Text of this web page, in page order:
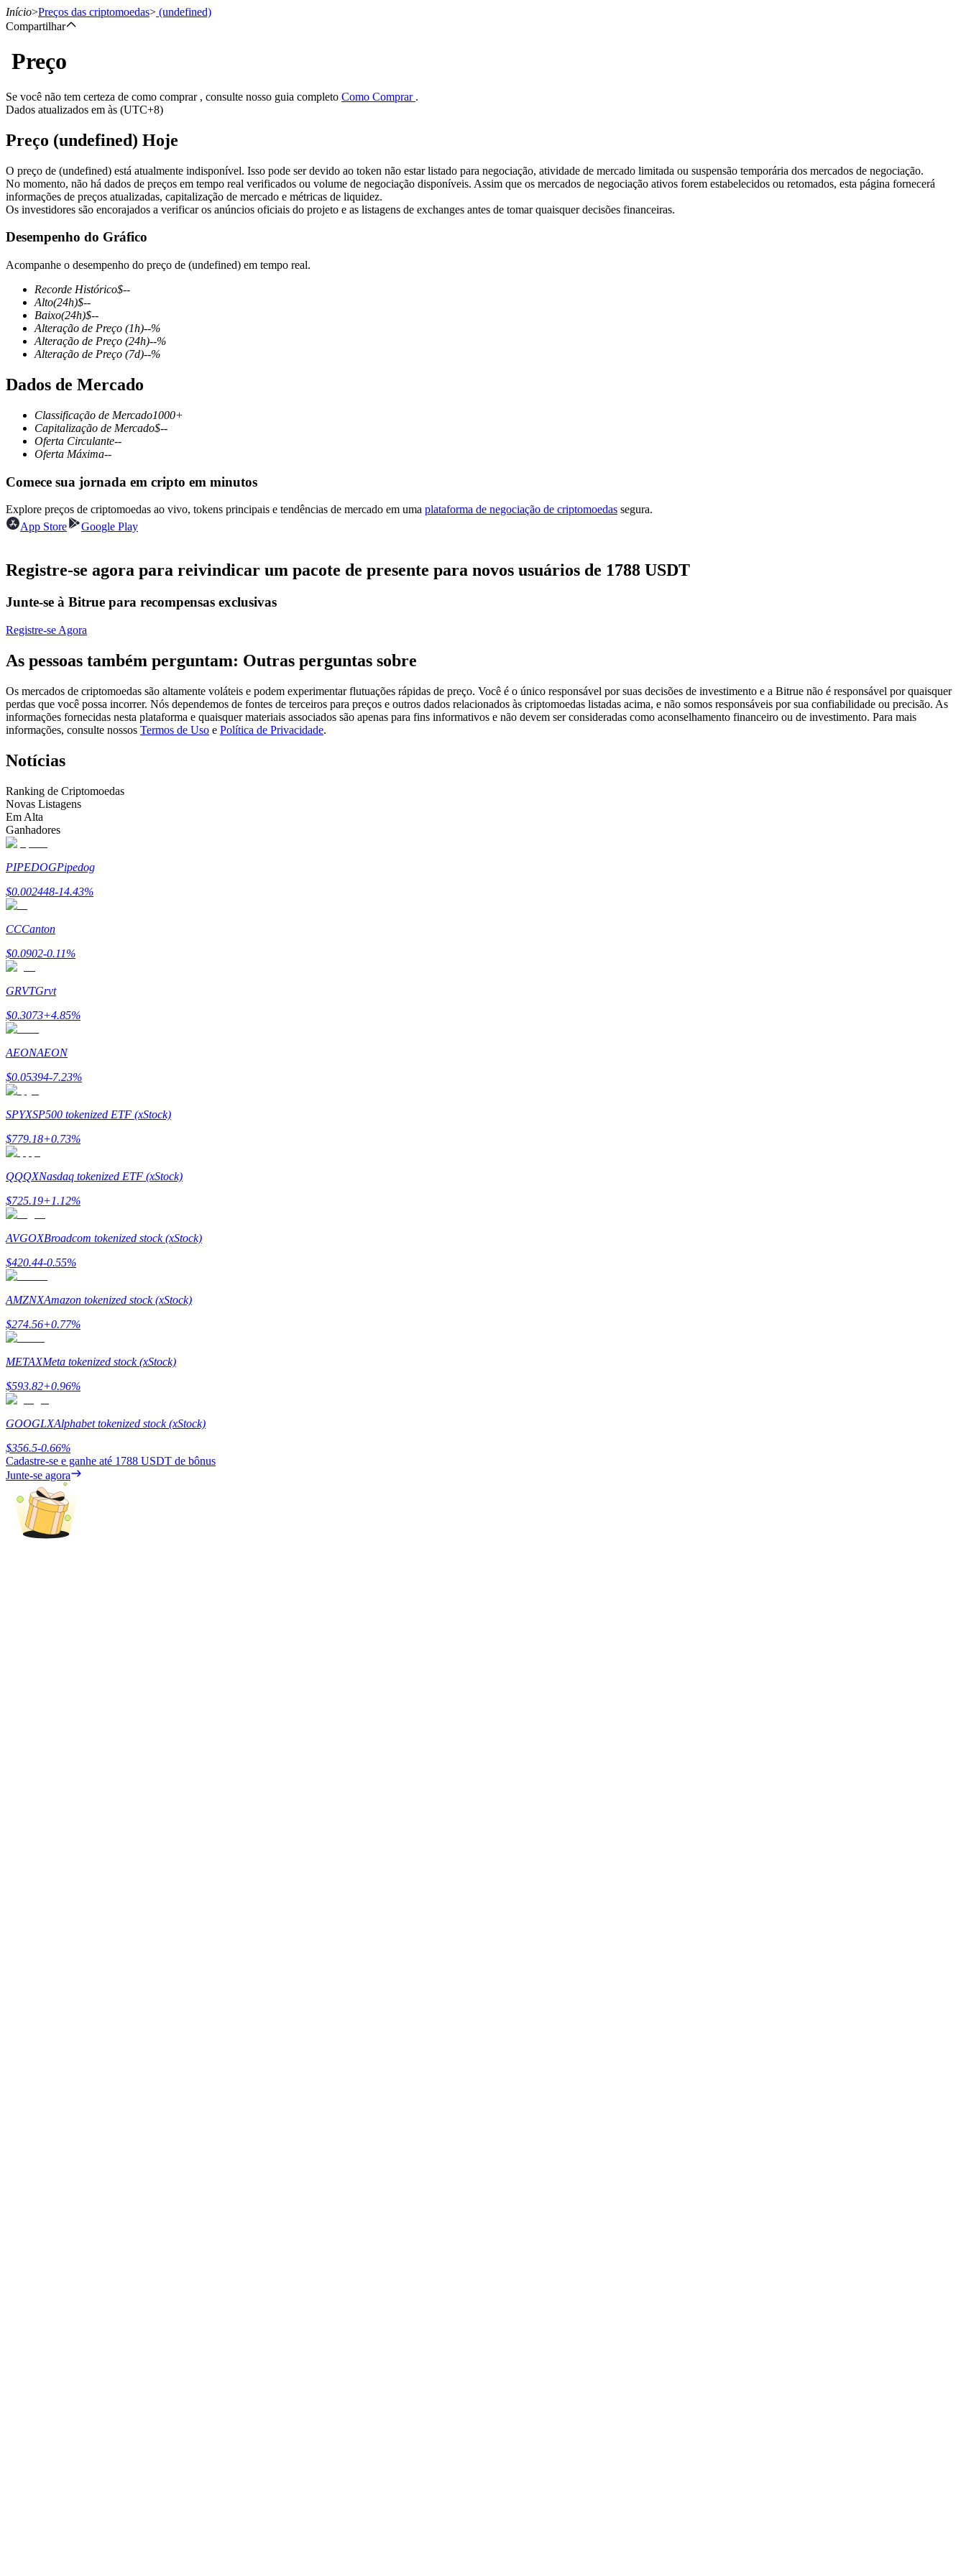
Futuros
Futuros de USDT
Futuros usando USDT como garantia
Futuros COIN-M
Futuros de criptomoeda
TradFi
Derivativos de ações, câmbio, metais preciosos e commodities
Futuros de USDC
Futuros usando USDC como garantia
Copiar Trading
Junte-se aos principais traders
Informação
Análise de big data, incluindo informações comerciais, etc.
Guia
Guia para iniciantes em futuros
Estratégias de negociação
Aprenda como se manter lucrativo
Início>Preços das criptomoedas> (undefined)
Compartilhar
Preço
Se você não tem certeza de como comprar , consulte nosso guia completo Como Comprar .
Dados atualizados em às (UTC+8)
Preço (undefined) Hoje
O preço de (undefined) está atualmente indisponível. Isso pode ser devido ao token não estar listado para negociação, atividade de mercado limitada ou suspensão temporária dos mercados de negociação.
No momento, não há dados de preços em tempo real verificados ou volume de negociação disponíveis. Assim que os mercados de negociação ativos forem estabelecidos ou retomados, esta página fornecerá
informações de preços atualizadas, capitalização de mercado e métricas de liquidez.
Os investidores são encorajados a verificar os anúncios oficiais do projeto e as listagens de exchanges antes de tomar quaisquer decisões financeiras.
Desempenho do Gráfico
Acompanhe o desempenho do preço de (undefined) em tempo real.
Recorde Histórico$--
Alto(24h)$--
Baixo(24h)$--
Alteração de Preço (1h)--%
Alteração de Preço (24h)--%
Alteração de Preço (7d)--%
Dados de Mercado
Classificação de Mercado1000+
Capitalização de Mercado$--
Oferta Circulante--
Oferta Máxima--
Comece sua jornada em cripto em minutos
Explore preços de criptomoedas ao vivo, tokens principais e tendências de mercado em uma plataforma de negociação de criptomoedas segura.
App Store
Google Play
Registre-se agora para reivindicar um pacote de presente para novos usuários de 1788 USDT
Junte-se à Bitrue para recompensas exclusivas
Registre-se Agora
As pessoas também perguntam: Outras perguntas sobre
Os mercados de criptomoedas são altamente voláteis e podem experimentar flutuações rápidas de preço. Você é o único responsável por suas decisões de investimento e a Bitrue não é responsável por quaisquer
perdas que você possa incorrer. Nós dependemos de fontes de terceiros para preços e outros dados relacionados às criptomoedas listadas acima, e não somos responsáveis por sua confiabilidade ou precisão. As
informações fornecidas nesta plataforma e quaisquer materiais associados são apenas para fins informativos e não devem ser consideradas como aconselhamento financeiro ou de investimento. Para mais
informações, consulte nossos Termos de Uso e Política de Privacidade.
Notícias
Ranking de Criptomoedas
Novas Listagens
Em Alta
Ganhadores
PIPEDOGPipedog
$0.002448-14.43%
CCCanton
$0.0902-0.11%
GRVTGrvt
$0.3073+4.85%
AEONAEON
$0.05394-7.23%
SPYXSP500 tokenized ETF (xStock)
$779.18+0.73%
QQQXNasdaq tokenized ETF (xStock)
$725.19+1.12%
AVGOXBroadcom tokenized stock (xStock)
$420.44-0.55%
AMZNXAmazon tokenized stock (xStock)
$274.56+0.77%
METAXMeta tokenized stock (xStock)
$593.82+0.96%
GOOGLXAlphabet tokenized stock (xStock)
$356.5-0.66%
Cadastre-se e ganhe até 1788 USDT de bônus
Junte-se agora